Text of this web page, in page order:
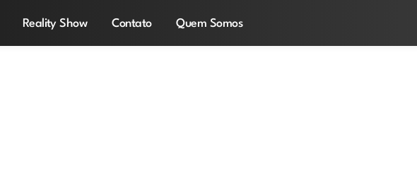
Reality Show Contato Quem Somos